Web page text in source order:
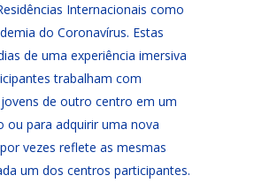
Internacionais como
do Coronavírus. Estas
de uma experiência imersiva
trabalham com
de outro centro em um
ou para adquirir uma nova
vezes reflete as mesmas
um dos centros participantes.